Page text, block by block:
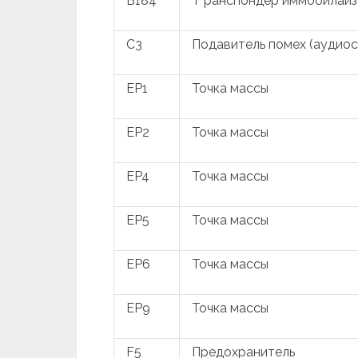
C3 Подавитель помех
EP1 Точка массы
EP2 Точка массы
EP4 Точка массы
EP5 Точка массы
EP6 Точка массы
EP9 Точка массы
F5 Предохранитель